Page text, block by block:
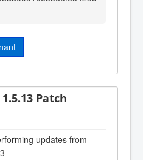
Patch
updates from